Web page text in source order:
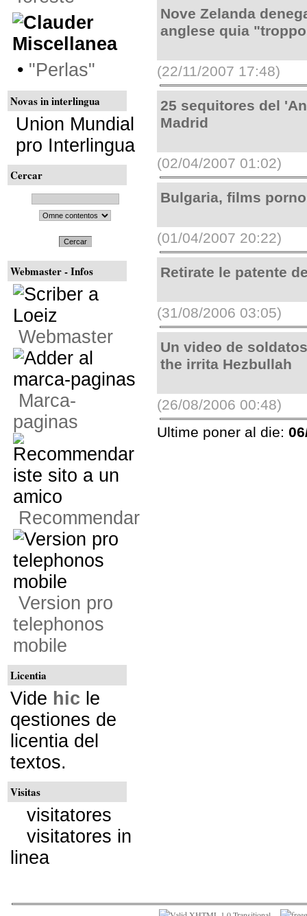
Miscellanea
• "Perlas"
Novas in interlingua
Union Mundial
pro Interlingua
Cercar
Cercar
Webmaster - Infos
Webmaster
Marca-
paginas
Recommendar
Version pro
telephonos
mobile
Licentia
Vide hic le
qestiones de
licentia del
textos.
Visitas
visitatores
visitatores in
linea
Nove Zelanda
anglese quia
(22/11/2007 17:48)
25 sequitores del
Madrid
(02/04/2007 01:02)
Bulgaria, films
(01/04/2007 20:22)
Retirate le patente
(31/08/2006 03:05)
Un video de
the irrita Hezbullah
(26/08/2006 00:48)
Ultime poner al die: